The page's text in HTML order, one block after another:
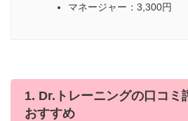
マネージャー：3,300円
1. Dr.トレーニングの口コミ
おすすめ